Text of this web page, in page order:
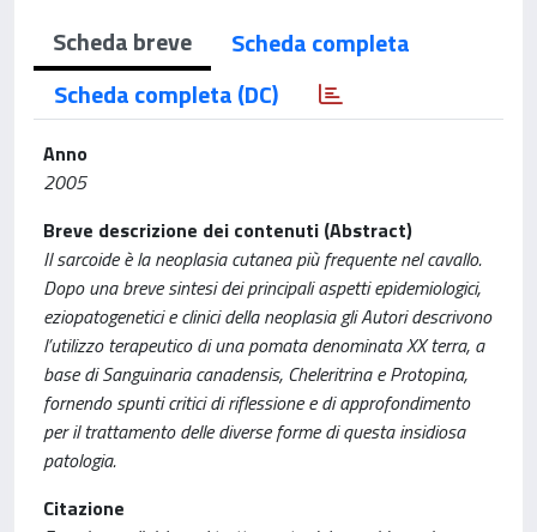
Scheda breve
Scheda completa
Scheda completa (DC)
Anno
2005
Breve descrizione dei contenuti (Abstract)
Il sarcoide è la neoplasia cutanea più frequente nel cavallo.
Dopo una breve sintesi dei principali aspetti epidemiologici,
eziopatogenetici e clinici della neoplasia gli Autori descrivono
l’utilizzo terapeutico di una pomata denominata XX terra, a
base di Sanguinaria canadensis, Cheleritrina e Protopina,
fornendo spunti critici di riflessione e di approfondimento
per il trattamento delle diverse forme di questa insidiosa
patologia.
Citazione